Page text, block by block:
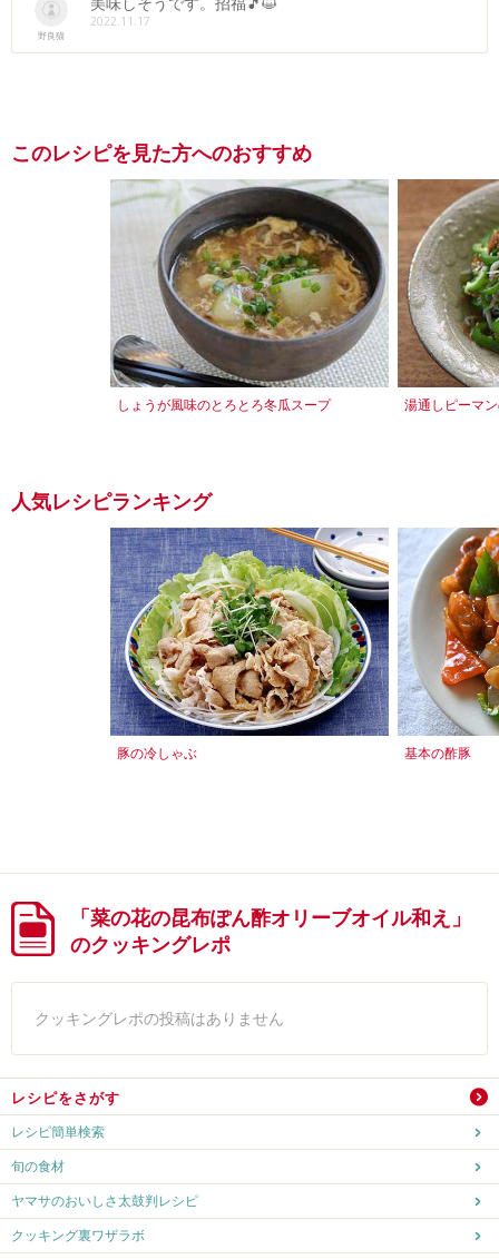
野良猫
2022.11.17
このレシピを見た方へのおすすめ
しょうが風味のとろとろ冬瓜スープ 湯通しピーマ
人気レシピランキング
豚の冷しゃぶ 基本の酢豚
「菜の花の昆布ぽん酢オリーブオイル和え」
のクッキングレポ
クッキングレポの投稿はありません
レシピをさがす
レシピ簡単検索
旬の食材
ヤマサのおいしさ太鼓判レシピ
クッキング裏ワザラボ